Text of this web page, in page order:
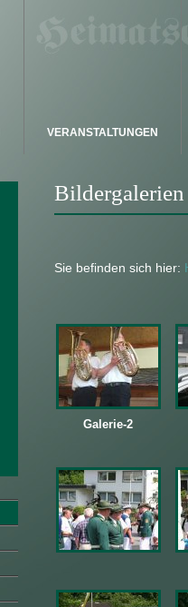
VERANSTALTUNGEN
Sie befinden sich hier:
Galerie-2